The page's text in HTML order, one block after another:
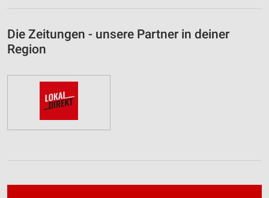
Die Zeitungen - unsere Partner in deiner
Region